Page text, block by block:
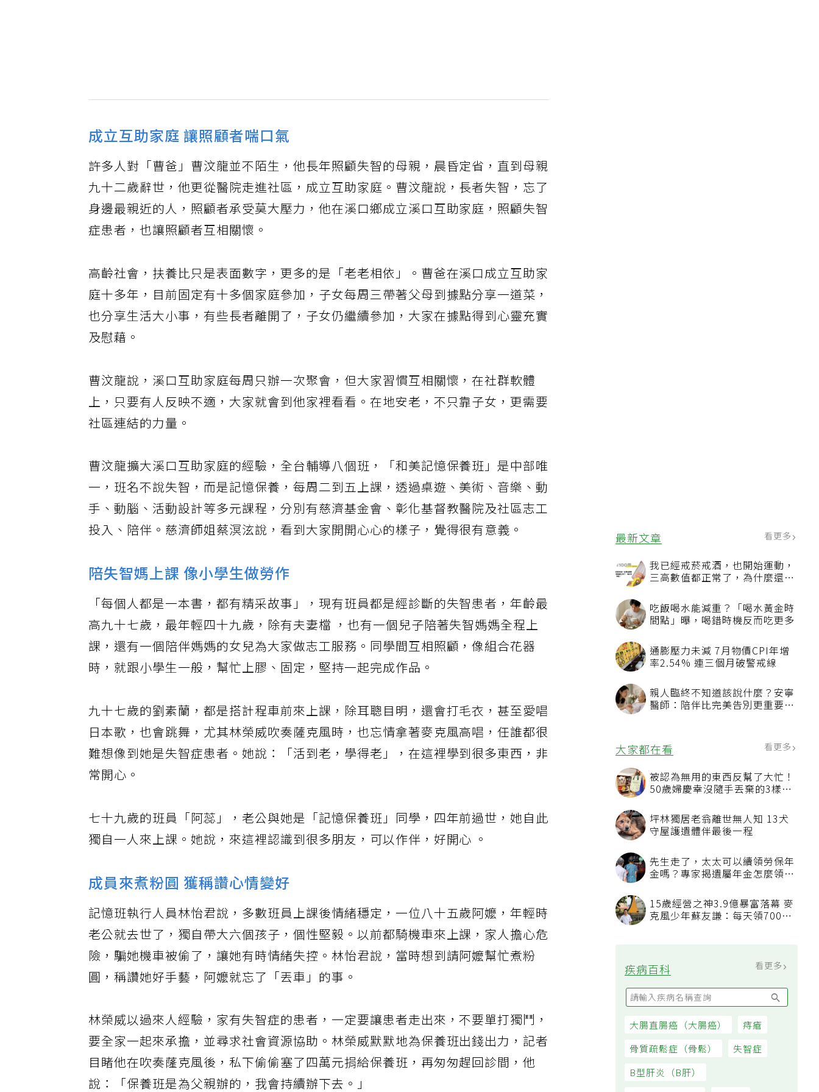
最新文章 看更多
我已經戒菸戒酒，也開始運動，
三高數值都正常了，為什麼還不
吃飯喝水能減重？「喝水黃金時
間點」曝，喝錯時機反而吃更多
通膨壓力未減 7月物價CPI年增
率2.54% 連三個月破警戒線
親人臨終不知道該說什麼？安寧
醫師：陪伴比完美告別更重要，
大家都在看
被認為無用的東西反幫了大忙！
50歲婦慶幸沒隨手丟棄的3樣物
坪林獨居老翁離世無人知 13犬
守屋護遺體伴最後一程
先生走了，太太可以續領勞保年
看順位還要看資格
15歲經營之神3.9億暴富落幕 麥
疾病百科
成立互助家庭 讓照顧者喘口氣
許多人對「曹爸」曹汶龍並不陌生，他長年照顧失智的母親，晨昏定省，直到母親
九十二歲辭世，他更從醫院走進社區，成立互助家庭。曹汶龍說，長者失智，忘了
身邊最親近的人，照顧者承受莫大壓力，他在溪口鄉成立溪口互助家庭，照顧失智
症患者，也讓照顧者互相關懷。
高齡社會，扶養比只是表面數字，更多的是「老老相依」。曹爸在溪口成立互助家
庭十多年，目前固定有十多個家庭參加，子女每周三帶著父母到據點分享一道菜，
也分享生活大小事，有些長者離開了，子女仍繼續參加，大家在據點得到心靈充實
及慰藉。
曹汶龍說，溪口互助家庭每周只辦一次聚會，但大家習慣互相關懷，在社群軟體
上，只要有人反映不適，大家就會到他家裡看看。在地安老，不只靠子女，更需要
社區連結的力量。
曹汶龍擴大溪口互助家庭的經驗，全台輔導八個班，「和美記憶保養班」是中部唯
一，班名不說失智，而是記憶保養，每周二到五上課，透過桌遊、美術、音樂、動
手、動腦、活動設計等多元課程，分別有慈濟基金會、彰化基督教醫院及社區志工
投入、陪伴。慈濟師姐蔡溟泫說，看到大家開開心心的樣子，覺得很有意義。
陪失智媽上課 像小學生做勞作
「每個人都是一本書，都有精采故事」，現有班員都是經診斷的失智患者，年齡最
高九十七歲，最年輕四十九歲，除有夫妻檔 ，也有一個兒子陪著失智媽媽全程上
課，還有一個陪伴媽媽的女兒為大家做志工服務。同學間互相照顧，像組合花器
時，就跟小學生一般，幫忙上膠、固定，堅持一起完成作品。
九十七歲的劉素蘭，都是搭計程車前來上課，除耳聰目明，還會打毛衣，甚至愛唱
日本歌，也會跳舞，尤其林榮威吹奏薩克風時，也忘情拿著麥克風高唱，任誰都很
難想像到她是失智症患者。她說：「活到老，學得老」，在這裡學到很多東西，非
常開心。
七十九歲的班員「阿蕊」，老公與她是「記憶保養班」同學，四年前過世，她自此
獨自一人來上課。她說，來這裡認識到很多朋友，可以作伴，好開心 。
成員來煮粉圓 獲稱讚心情變好
記憶班執行人員林怡君說，多數班員上課後情緒穩定，一位八十五歲阿嬤，年輕時
老公就去世了，獨自帶大六個孩子，個性堅毅。以前都騎機車來上課，家人擔心危
險，騙她機車被偷了，讓她有時情緒失控。林怡君說，當時想到請阿嬤幫忙煮粉
圓，稱讚她好手藝，阿嬤就忘了「丟車」的事。
林榮威以過來人經驗，家有失智症的患者，一定要讓患者走出來，不要單打獨鬥，
要全家一起來承擔，並尋求社會資源協助。林榮威默默地為保養班出錢出力，記者
目睹他在吹奏蕯克風後，私下偷偷塞了四萬元捐給保養班，再匆匆趕回診間，他